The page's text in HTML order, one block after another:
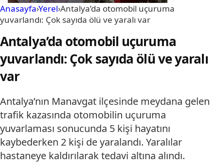
Anasayfa›Yerel›Antalya’da otomobil uçuruma
yuvarlandı: Çok sayıda ölü ve yaralı var
Antalya’da otomobil uçuruma
yuvarlandı: Çok sayıda ölü ve yaralı
var
Antalya’nın Manavgat ilçesinde meydana gelen
trafik kazasında otomobilin uçuruma
yuvarlaması sonucunda 5 kişi hayatını
kaybederken 2 kişi de yaralandı. Yaralılar
hastaneye kaldırılarak tedavi altına alındı.